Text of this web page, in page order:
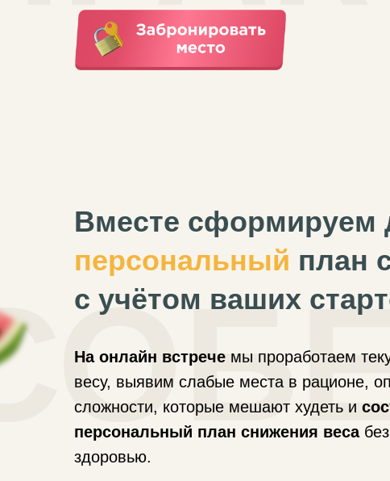
Вместе сформируем
персональный план
с учётом ваших
На онлайн встрече мы проработаем
весу, выявим слабые места в рационе,
сложности, которые мешают худеть и
персональный план снижения веса
здоровью.